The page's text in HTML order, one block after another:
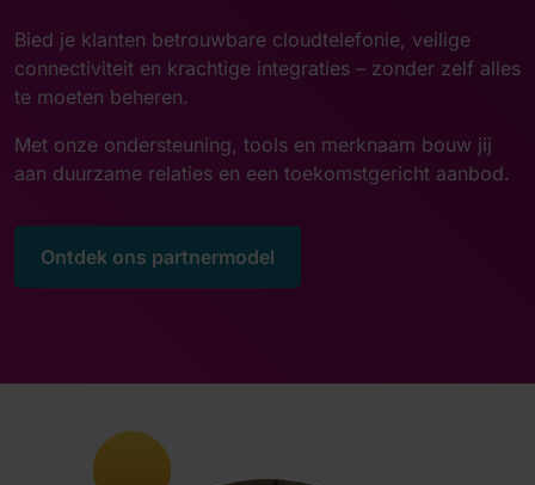
Bied je klanten betrouwbare cloudtelefonie, veilige
connectiviteit en krachtige integraties – zonder zelf alles
te moeten beheren.
Met onze ondersteuning, tools en merknaam bouw jij
aan duurzame relaties en een toekomstgericht aanbod.
Ontdek ons partnermodel